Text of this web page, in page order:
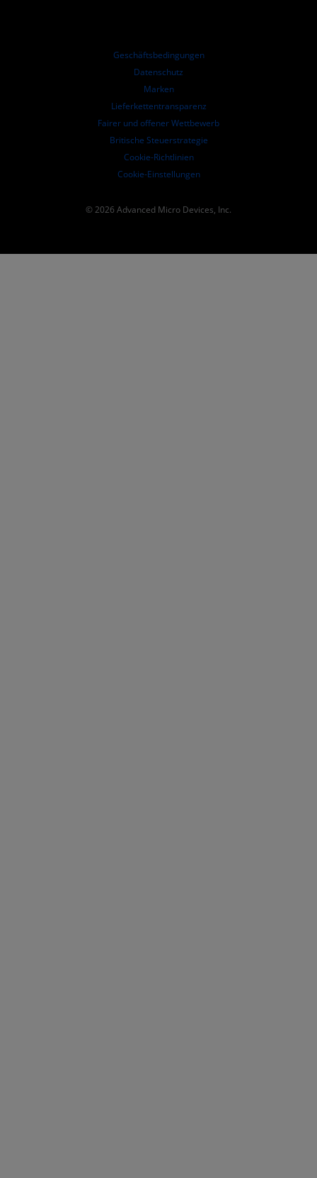
Unternehmensvorstand
Führungs-Dokumentation
Geschäftsbedingungen​
Datenschutz
Marken
Lieferkettentransparenz
Fairer und offener Wettbewerb
Britische Steuerstrategie
Cookie-Richtlinien
Cookie-Einstellungen
© 2026 Advanced Micro Devices, Inc.